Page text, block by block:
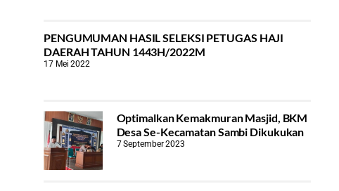
PENGUMUMAN HASIL SELEKSI PETUGAS HAJI
DAERAH TAHUN 1443H/2022M
17 Mei 2022
Optimalkan Kemakmuran Masjid, BKM
Desa Se-Kecamatan Sambi Dikukukan
7 September 2023